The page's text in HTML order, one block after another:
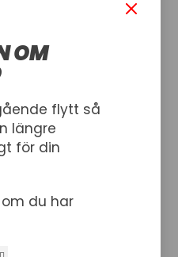
SLÄPVAGNAR
OM
flytt så
längre
för din
du har